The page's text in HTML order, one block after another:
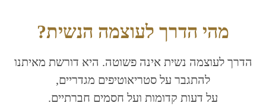
מהי הדרך לעוצמה הנשית?
הדרך לעוצמה נשית אינה פשוטה. היא דורשת מאיתנו
להתגבר על סטריאוטיפים מגדריים,
על דעות קדומות ועל חסמים חברתיים.